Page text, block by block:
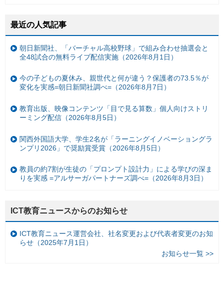
最近の人気記事
朝日新聞社、「バーチャル高校野球」で組み合わせ抽選会と
全48試合の無料ライブ配信実施（2026年8月1日）
今の子どもの夏休み、親世代と何が違う？保護者の73.5％が
変化を実感=朝日新聞社調べ=（2026年8月7日）
教育出版、映像コンテンツ「目で見る算数」個人向けストリ
ーミング配信（2026年8月5日）
関西外国語大学、学生2名が「ラーニングイノベーショングラ
ンプリ2026」で奨励賞受賞（2026年8月5日）
教員の約7割が生徒の「プロンプト設計力」による学びの深ま
りを実感 =アルサーガパートナーズ調べ=（2026年8月3日）
ICT教育ニュースからのお知らせ
ICT教育ニュース運営会社、社名変更および代表者変更のお知
らせ（2025年7月1日）
お知らせ一覧 >>